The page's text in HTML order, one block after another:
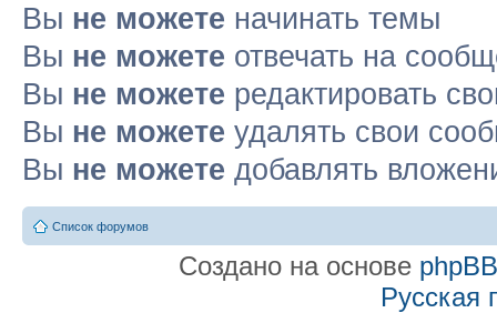
Вы не можете начинать темы
Вы не можете отвечать на
Вы не можете редактировать
Вы не можете удалять свои
Вы не можете добавлять
Список форумов
Создано на основе phpBB
Русская